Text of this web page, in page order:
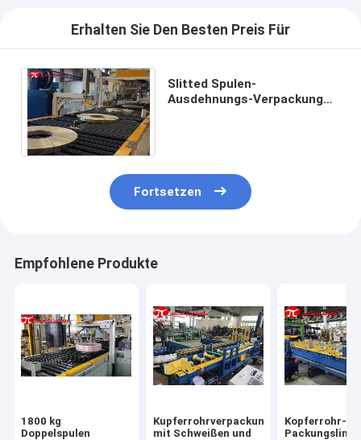
Erhalten Sie Den Besten Preis Für
Slitted Spulen-
Ausdehnungs-Verpackungs-
Fortsetzen
Empfohlene Produkte
1800 kg
Doppelspulen
Kupferrohrverpackungslinie
mit Schweißen und
Kopferrohr-
Packungslinie